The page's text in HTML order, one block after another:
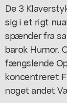
De 3
sig i et rigt
spænder fra
barok Humor.
fængslende
koncentreret
noget andet